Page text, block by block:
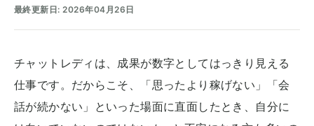
最終更新日: 2026年04月26日
チャットレディは、成果が数字としてはっきり見える
仕事です。だからこそ、「思ったより稼げない」「会
話が続かない」といった場面に直面したとき、自分に